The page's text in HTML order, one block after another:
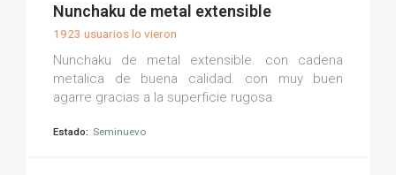
Nunchaku de metal extensible
1923 usuarios lo vieron
Nunchaku de metal extensible. con cadena
metalica de buena calidad. con muy buen
agarre gracias a la superficie rugosa.
Estado: Seminuevo